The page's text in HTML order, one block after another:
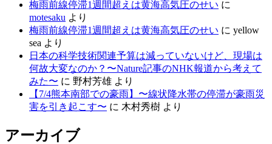
梅雨前線停滞1週間超えは黄海高気圧のせい に
motesaku より
梅雨前線停滞1週間超えは黄海高気圧のせい に yellow
sea より
日本の科学技術関連予算は減っていないけど、現場は
何故大変なのか？〜Nature記事のNHK報道から考えて
みた〜 に 野村芳雄 より
【7/4熊本南部での豪雨】〜線状降水帯の停滞が豪雨災
害を引き起こす〜 に 木村秀樹 より
アーカイブ